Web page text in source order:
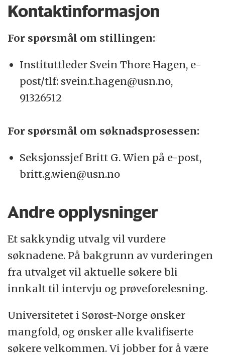
Kontaktinformasjon
For spørsmål om stillingen:
Instituttleder Svein Thore Hagen, e-
post/tlf: svein.t.hagen@usn.no,
91326512
For spørsmål om søknadsprosessen:
Seksjonssjef Britt G. Wien på e-post,
britt.g.wien@usn.no
Andre opplysninger
Et sakkyndig utvalg vil vurdere
søknadene. På bakgrunn av vurderingen
fra utvalget vil aktuelle søkere bli
innkalt til intervju og prøveforelesning.
Universitetet i Sørøst-Norge ønsker
mangfold, og ønsker alle kvalifiserte
søkere velkommen. Vi jobber for å være